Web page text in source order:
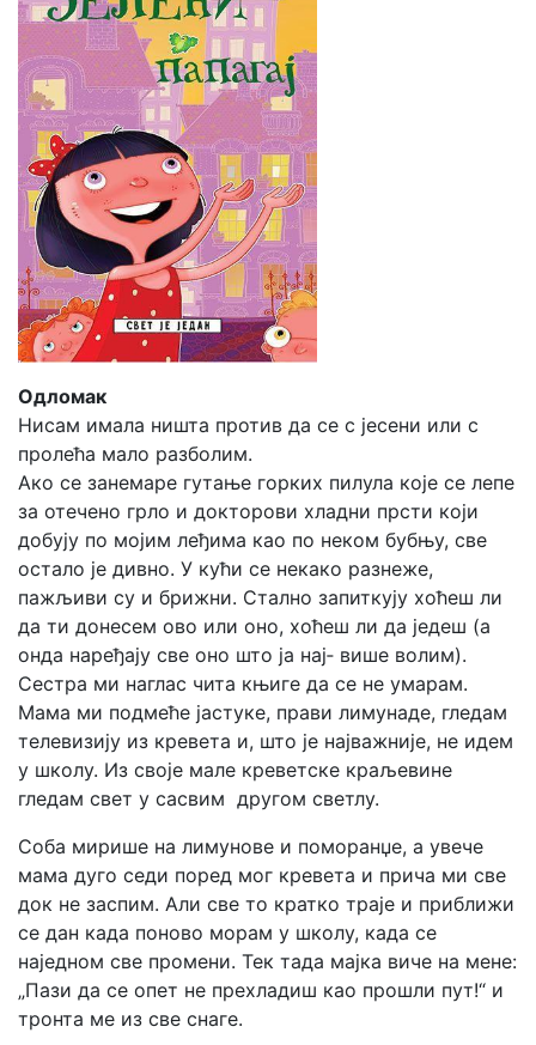
Одломак
Нисам имала ништа против да се с јесени или с
пролећа мало разболим.
Ако се занемаре гутање горких пилула које се лепе
за отечено грло и докторови хладни прсти који
добују по мојим леђима као по неком бубњу, све
остало је дивно. У кући се некако рaзнеже,
пажљиви су и брижни. Стално запиткују хоћеш ли
да ти донесем ово или оно, хоћеш ли да једеш (а
онда наређају све оно што ја нај‑ више волим).
Сестра ми наглас чита књиге да се не умарам.
Мама ми подмеће јастуке, прави лимунаде, гледам
телевизију из кревета и, што је најважније, не идем
у школу. Из своје мале креветске краљевине
гледам свет у сасвим другом светлу.
Соба мирише на лимунове и поморанџе, а увече
мама дуго седи поред мог кревета и прича ми све
док не заспим. Али све то кратко траје и приближи
се дан када поново морам у школу, када се
наједном све промени. Тек тада мајка виче на мене:
„Пази да се опет не прехладиш као прошли пут!“ и
тронта ме из све снаге.